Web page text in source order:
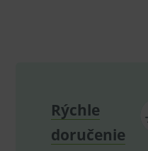
Rýchle
doručenie